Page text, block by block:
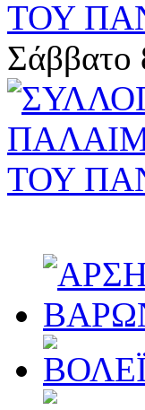
Σάββατο